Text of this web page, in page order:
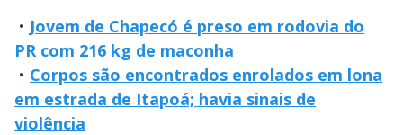
• Jovem de Chapecó é preso em rodovia do
PR com 216 kg de maconha
• Corpos são encontrados enrolados em lona
em estrada de Itapoá; havia sinais de
violência